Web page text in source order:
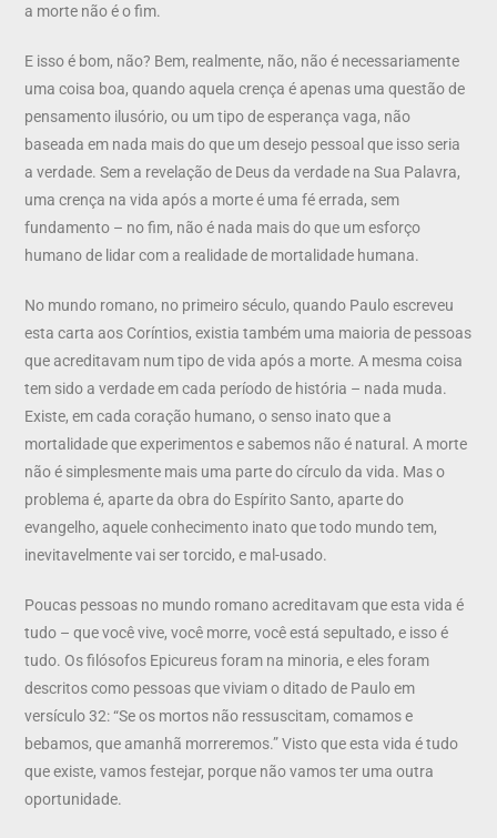
a morte não é o fim.
E isso é bom, não? Bem, realmente, não, não é necessariamente
uma coisa boa, quando aquela crença é apenas uma questão de
pensamento ilusório, ou um tipo de esperança vaga, não
baseada em nada mais do que um desejo pessoal que isso seria
a verdade. Sem a revelação de Deus da verdade na Sua Palavra,
uma crença na vida após a morte é uma fé errada, sem
fundamento – no fim, não é nada mais do que um esforço
humano de lidar com a realidade de mortalidade humana.
No mundo romano, no primeiro século, quando Paulo escreveu
esta carta aos Coríntios, existia também uma maioria de pessoas
que acreditavam num tipo de vida após a morte. A mesma coisa
tem sido a verdade em cada período de história – nada muda.
Existe, em cada coração humano, o senso inato que a
mortalidade que experimentos e sabemos não é natural. A morte
não é simplesmente mais uma parte do círculo da vida. Mas o
problema é, aparte da obra do Espírito Santo, aparte do
evangelho, aquele conhecimento inato que todo mundo tem,
inevitavelmente vai ser torcido, e mal-usado.
Poucas pessoas no mundo romano acreditavam que esta vida é
tudo – que você vive, você morre, você está sepultado, e isso é
tudo. Os filósofos Epicureus foram na minoria, e eles foram
descritos como pessoas que viviam o ditado de Paulo em
versículo 32: “Se os mortos não ressuscitam, comamos e
bebamos, que amanhã morreremos.” Visto que esta vida é tudo
que existe, vamos festejar, porque não vamos ter uma outra
oportunidade.